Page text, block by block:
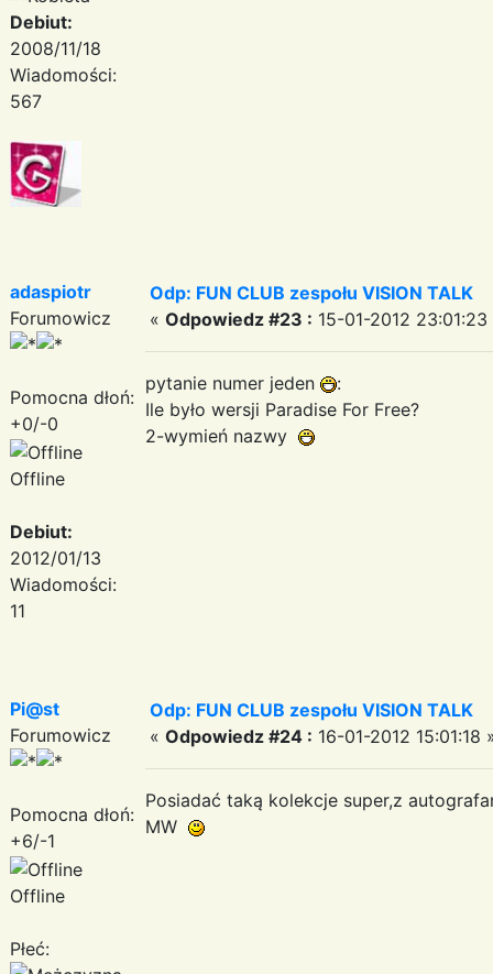
Debiut:
2008/11/18
Wiadomości:
567
adaspiotr
Forumowicz
Pomocna dłoń:
+0/-0
Offline
Debiut:
2012/01/13
Wiadomości:
11
Odp: FUN CLUB zespołu VISION TALK
« Odpowiedz #23 : 15-01-2012 23:01:23
pytanie numer jeden
:
Ile było wersji Paradise For Free?
2-wymień nazwy
Pi@st
Forumowicz
Pomocna dłoń:
+6/-1
Offline
Płeć:
Odp: FUN CLUB zespołu VISION TALK
« Odpowiedz #24 : 16-01-2012 15:01:18
Posiadać taką kolekcje super,z
MW